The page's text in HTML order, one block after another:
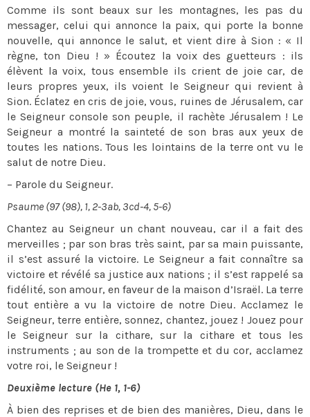
Comme ils sont beaux sur les montagnes, les pas du
messager, celui qui annonce la paix, qui porte la bonne
nouvelle, qui annonce le salut, et vient dire à Sion : « Il
règne, ton Dieu ! » Écoutez la voix des guetteurs : ils
élèvent la voix, tous ensemble ils crient de joie car, de
leurs propres yeux, ils voient le Seigneur qui revient à
Sion. Éclatez en cris de joie, vous, ruines de Jérusalem, car
le Seigneur console son peuple, il rachète Jérusalem ! Le
Seigneur a montré la sainteté de son bras aux yeux de
toutes les nations. Tous les lointains de la terre ont vu le
salut de notre Dieu.
– Parole du Seigneur.
Psaume (97 (98), 1, 2-3ab, 3cd-4, 5-6)
Chantez au Seigneur un chant nouveau, car il a fait des
merveilles ; par son bras très saint, par sa main puissante,
il s’est assuré la victoire. Le Seigneur a fait connaître sa
victoire et révélé sa justice aux nations ; il s’est rappelé sa
fidélité, son amour, en faveur de la maison d’Israël. La terre
tout entière a vu la victoire de notre Dieu. Acclamez le
Seigneur, terre entière, sonnez, chantez, jouez ! Jouez pour
le Seigneur sur la cithare, sur la cithare et tous les
instruments ; au son de la trompette et du cor, acclamez
votre roi, le Seigneur !
Deuxième lecture (He 1, 1-6)
À bien des reprises et de bien des manières, Dieu, dans le